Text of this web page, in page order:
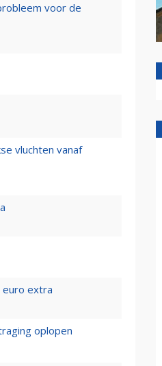
voor de
vluchten vanaf
euro extra
oplopen